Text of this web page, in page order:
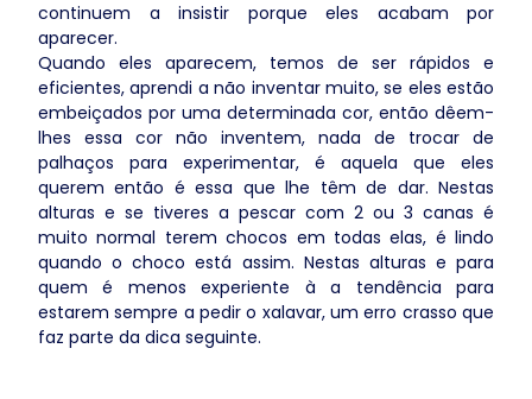
continuem a insistir porque eles acabam por
aparecer.
Quando eles aparecem, temos de ser rápidos e
eficientes, aprendi a não inventar muito, se eles estão
embeiçados por uma determinada cor, então dêem-
lhes essa cor não inventem, nada de trocar de
palhaços para experimentar, é aquela que eles
querem então é essa que lhe têm de dar. Nestas
alturas e se tiveres a pescar com 2 ou 3 canas é
muito normal terem chocos em todas elas, é lindo
quando o choco está assim. Nestas alturas e para
quem é menos experiente à a tendência para
estarem sempre a pedir o xalavar, um erro crasso que
faz parte da dica seguinte.